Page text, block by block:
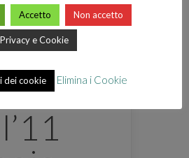
Di
Dal
Accetto Non accetto
Privacy e Cookie
dei cookie Elimina i Cookie